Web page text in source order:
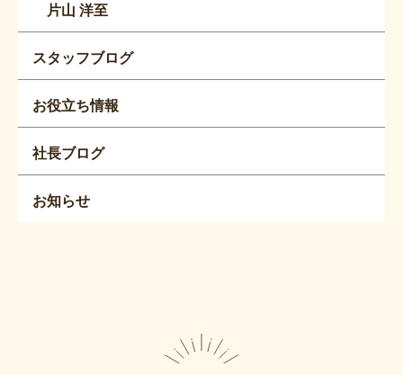
片山 洋至
スタッフブログ
お役立ち情報
社長ブログ
お知らせ